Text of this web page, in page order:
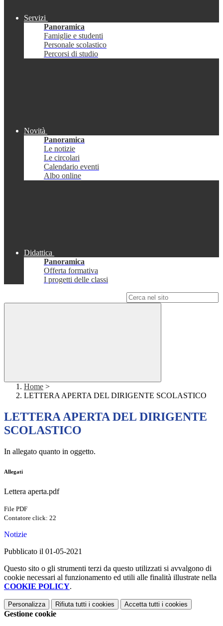
Servizi
Panoramica
Famiglie e studenti
Personale scolastico
Percorsi di studio
Novità
Panoramica
Le notizie
Le circolari
Calendario eventi
Albo online
Didattica
Panoramica
Offerta formativa
I progetti delle classi
Home >
LETTERA APERTA DEL DIRIGENTE SCOLASTICO
LETTERA APERTA DEL DIRIGENTE
SCOLASTICO
In allegato quanto in oggetto.
Allegati
Lettera aperta.pdf
File PDF
Contatore click: 22
Notizie
Pubblicato il 01-05-2021
Questo sito o gli strumenti terzi da questo utilizzati si avvalgono di
cookie necessari al funzionamento ed utili alle finalità illustrate nella
COOKIE POLICY.
Personalizza Rifiuta tutti i cookies Accetta tutti i cookies
Gestione cookie